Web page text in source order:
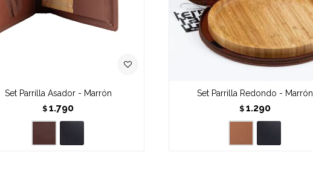
Set Parrilla Asador - Marrón
$ 1.790
Set Parrilla Redondo - Marrón
$ 1.290